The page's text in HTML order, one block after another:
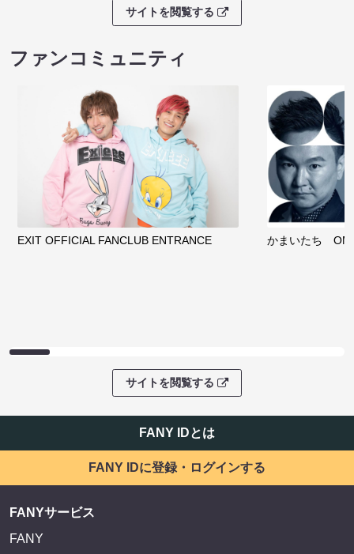
サイトを閲覧する
ファンコミュニティ
EXIT OFFICIAL FANCLUB ENTRANCE かまいたち
サイトを閲覧する
FANY IDとは
FANY IDに登録・ログインする
FANYサービス
FANY